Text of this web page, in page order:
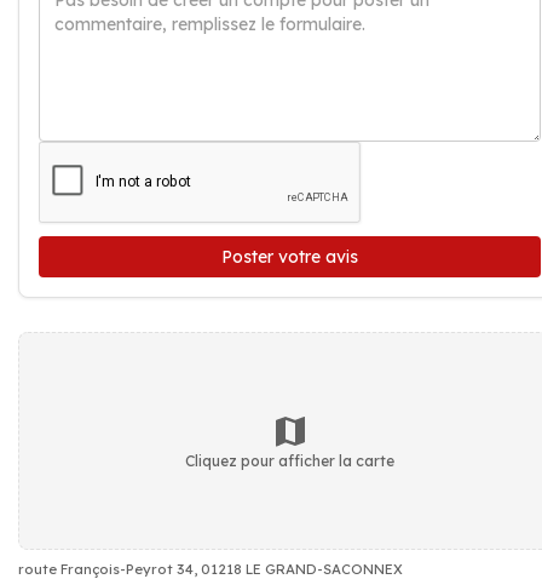
Poster votre avis
Cliquez pour afficher la carte
route François-Peyrot 34, 01218 LE GRAND-SACONNEX